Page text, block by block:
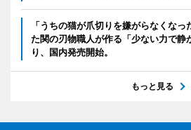
「うちの猫が爪切りを嫌がらなくな
た関の刃物職人が作る「少ない力で静
り、国内発売開始。
もっと見る